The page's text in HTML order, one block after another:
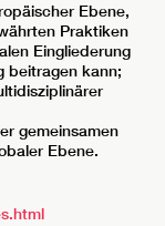
Ebene,
Praktiken
Eingliederung
beitragen kann;
gemeinsamen
Ebene.